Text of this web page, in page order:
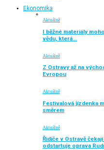
Ekonomika
Aktuálně
I běžné materiály
vědu, která…
Aktuálně
Z Ostravy až na
Evropou
Aktuálně
Festivalová jízdenka
směrem
Aktuálně
Řidiče v Ostravě
odstartuje oprava